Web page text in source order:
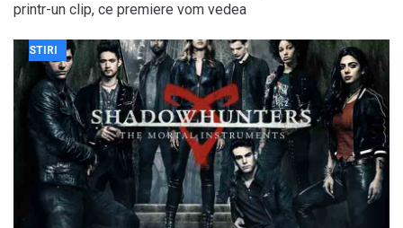
printr-un clip, ce premiere vom vedea
STIRI